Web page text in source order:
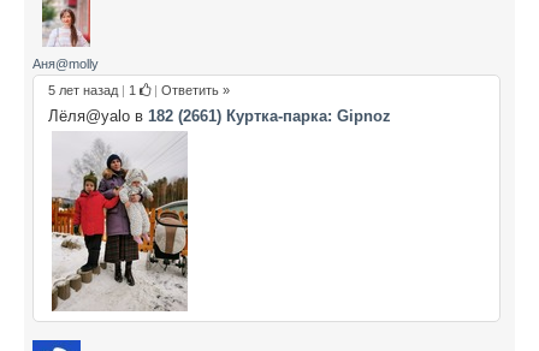
Аня@molly
5 лет назад | 1 | Ответить »
Лёля@yalo в 182 (2661) Куртка-парка: Gipnoz